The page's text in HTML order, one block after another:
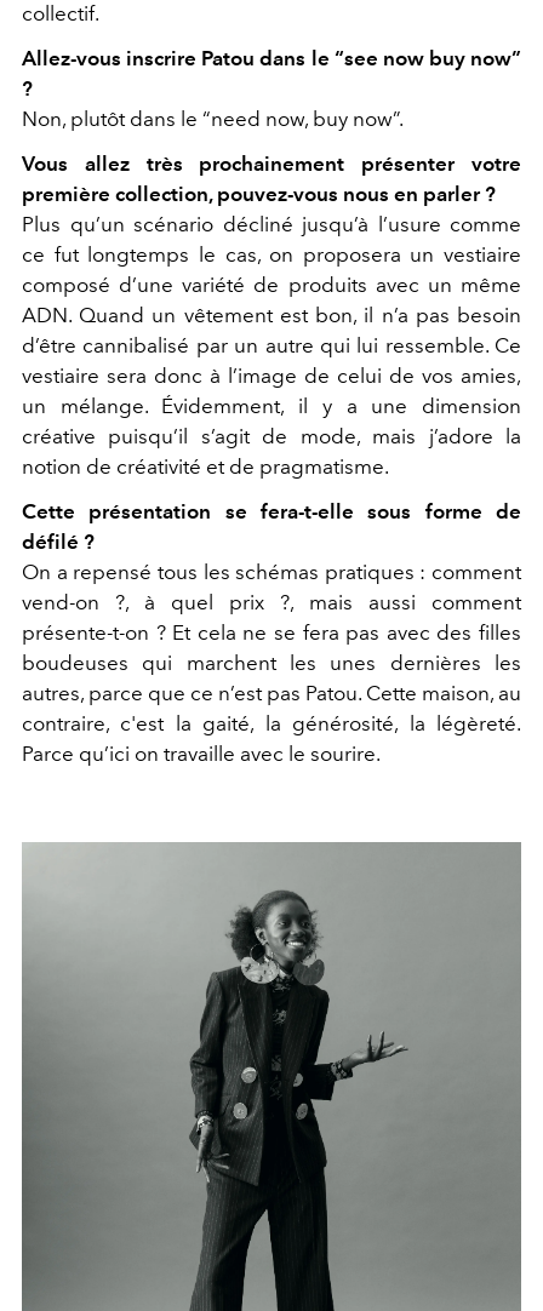
collectif.
Allez-vous inscrire Patou dans le “see now buy now”
?
Non, plutôt dans le “need now, buy now”.
Vous allez très prochainement présenter votre
première collection, pouvez-vous nous en parler ?
Plus qu’un scénario décliné jusqu’à l’usure comme
ce fut longtemps le cas, on proposera un vestiaire
composé d’une variété de produits avec un même
ADN. Quand un vêtement est bon, il n’a pas besoin
d’être cannibalisé par un autre qui lui ressemble. Ce
vestiaire sera donc à l’image de celui de vos amies,
un mélange. Évidemment, il y a une dimension
créative puisqu’il s’agit de mode, mais j’adore la
notion de créativité et de pragmatisme.
Cette présentation se fera-t-elle sous forme de
défilé ?
On a repensé tous les schémas pratiques : comment
vend-on ?, à quel prix ?, mais aussi comment
présente-t-on ? Et cela ne se fera pas avec des filles
boudeuses qui marchent les unes dernières les
autres, parce que ce n’est pas Patou. Cette maison, au
contraire, c'est la gaité, la générosité, la légèreté.
Parce qu’ici on travaille avec le sourire.